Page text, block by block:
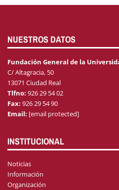
NUESTROS DATOS
Fundación General de la
C/ Altagracia, 50
13071 Ciudad Real
Tlfno: 926 29 54 02
Fax: 926 29 54 90
Email: [email protected]
INSTITUCIONAL
Noticias
Información
Organización